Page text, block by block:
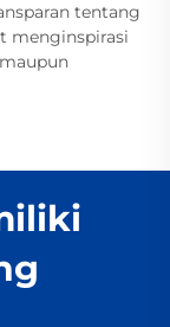
tentang
menginspirasi